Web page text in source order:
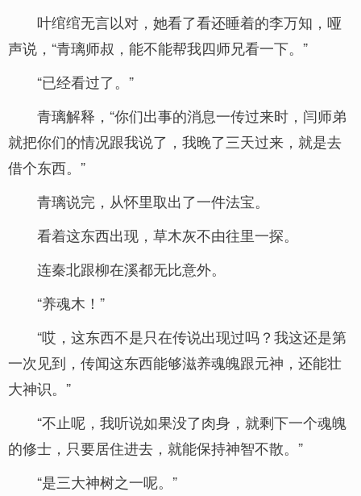
叶绾绾无言以对，她看了看还睡着的李万知，哑
声说，“青璃师叔，能不能帮我四师兄看一下。”
“已经看过了。”
青璃解释，“你们出事的消息一传过来时，闫师弟
就把你们的情况跟我说了，我晚了三天过来，就是去
借个东西。”
青璃说完，从怀里取出了一件法宝。
看着这东西出现，草木灰不由往里一探。
连秦北跟柳在溪都无比意外。
“养魂木！”
“哎，这东西不是只在传说出现过吗？我这还是第
一次见到，传闻这东西能够滋养魂魄跟元神，还能壮
大神识。”
“不止呢，我听说如果没了肉身，就剩下一个魂魄
的修士，只要居住进去，就能保持神智不散。”
“是三大神树之一呢。”